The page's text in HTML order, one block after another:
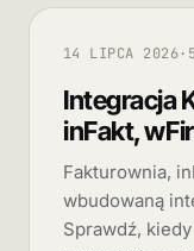
14 LIPCA 2026·
Integracja
inFakt,
Fakturownia,
wbudowaną
Sprawdź,